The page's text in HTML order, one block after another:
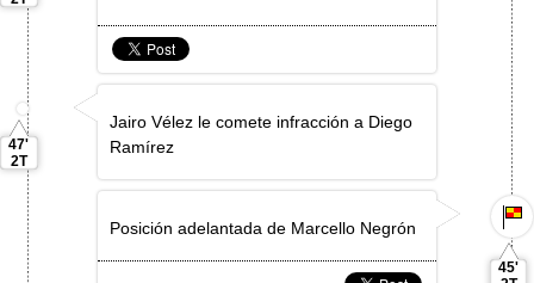
47'
2T
Jairo Vélez le comete infracción a Diego
Ramírez
Posición adelantada de Marcello Negrón
45'